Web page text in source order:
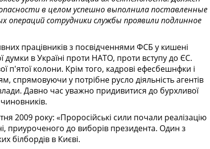
в целом успешно выполнила поставленные
операций сотрудники службы проявили подлинное
працівників з посвідченнями ФСБ у кишені
думки в Україні проти НАТО, проти вступу до ЄС.
п'ятої колони. Крім того, кадрові ефесбешнфки і
спрямовуючи у потрібне русло діяльність агентів
Давно час уважно придивитися до бурхливої
чиновників.
2009 року: «Проро­сійські сили почали реалізацію
приуроченого до виборів президента. Один з
білбордів в Києві.